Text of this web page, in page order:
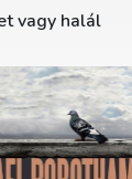
vagy halál